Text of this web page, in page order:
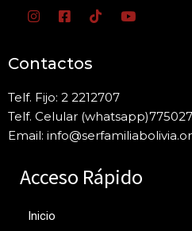
Contactos
Telf. Fijo: 2 2212707
Telf. Celular
Email:
Acceso Rápido
Inicio